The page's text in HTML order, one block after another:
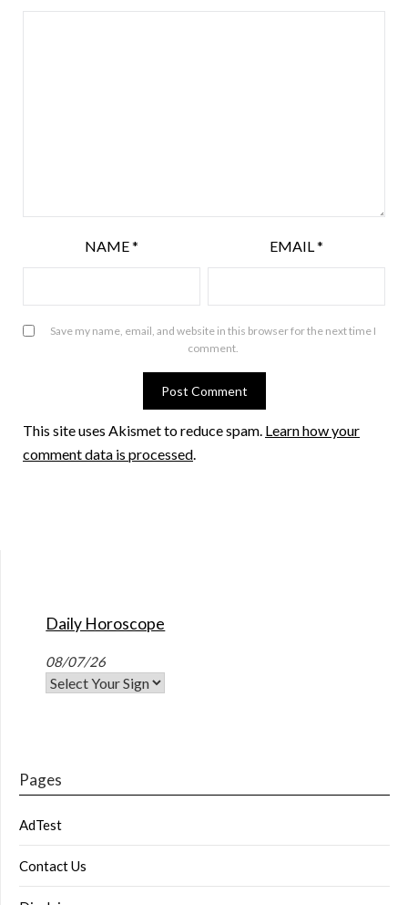
NAME* EMAIL*
Save my name, email, and website in this browser for the next time I
comment.
This site uses Akismet to reduce spam. Learn how your
comment data is processed.
Daily Horoscope
08/07/26
Pages
AdTest
Contact Us